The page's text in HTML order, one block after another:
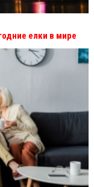
елки в мире